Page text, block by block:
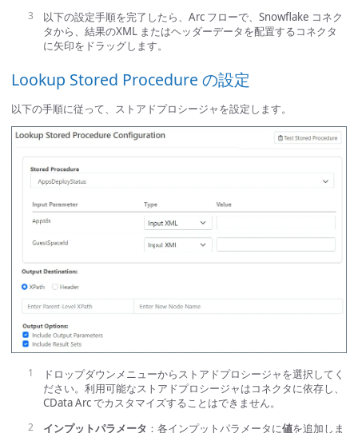
以下の設定手順を完了したら、Arc フローで、Snowflake コネク
タから、結果のXML またはヘッダーデータを配置するコネクタ
に矢印をドラッグします。
Lookup Stored Procedure の設定
以下の手順に従って、ストアドプロシージャを設定します。
ドロップダウンメニューからストアドプロシージャを選択してく
ださい。利用可能なストアドプロシージャはコネクタに依存し、
CData Arc でカスタマイズすることはできません。
インプットパラメータ ：各インプットパラメータに値を追加しま